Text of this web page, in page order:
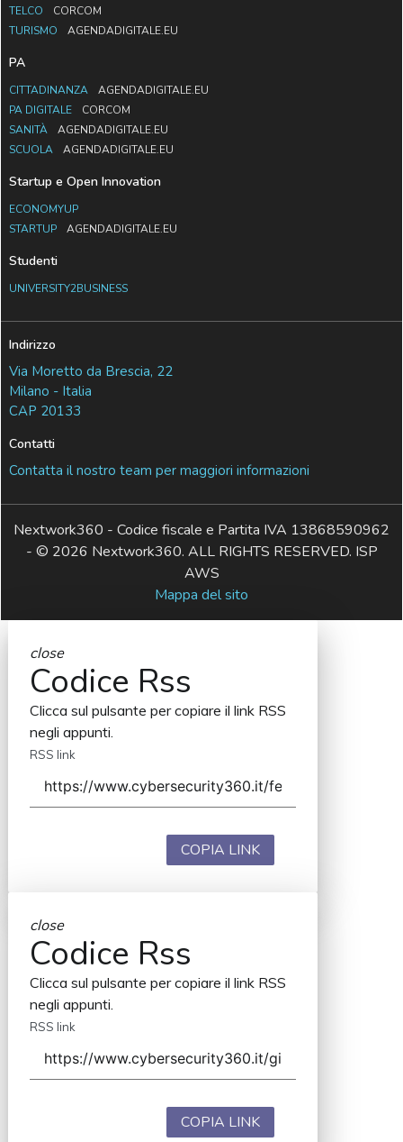
TELCO
CORCOM
TURISMO
AGENDADIGITALE.EU
PA
CITTADINANZA
AGENDADIGITALE.EU
PA DIGITALE
CORCOM
SANITÀ
AGENDADIGITALE.EU
SCUOLA
AGENDADIGITALE.EU
Startup e Open Innovation
ECONOMYUP
STARTUP
AGENDADIGITALE.EU
Studenti
UNIVERSITY2BUSINESS
Indirizzo
Via Moretto da Brescia, 22
Milano - Italia
CAP 20133
Contatti
Contatta il nostro team per maggiori informazioni
Nextwork360 - Codice fiscale e Partita IVA 13868590962
- © 2026 Nextwork360. ALL RIGHTS RESERVED. ISP
AWS
Mappa del sito
close
Codice Rss
Clicca sul pulsante per copiare il link RSS
negli appunti.
RSS link
COPIA LINK
close
Codice Rss
Clicca sul pulsante per copiare il link RSS
negli appunti.
RSS link
COPIA LINK